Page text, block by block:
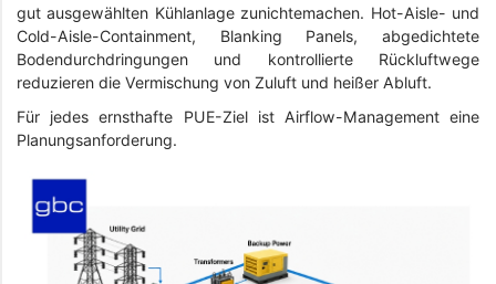
gut ausgewählten Kühlanlage zunichtemachen. Hot-Aisle- und
Cold-Aisle-Containment, Blanking Panels, abgedichtete
Bodendurchdringungen und kontrollierte Rückluftwege
reduzieren die Vermischung von Zuluft und heißer Abluft.
Für jedes ernsthafte PUE-Ziel ist Airflow-Management eine
Planungsanforderung.